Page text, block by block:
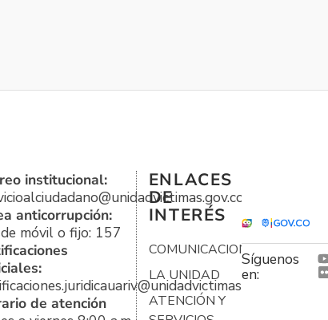
institucional:
anticorrupción:
móvil o fijo: 157
de atención
ENLACES
DE
INTERÉS
COMUNICACIONES
LA UNIDAD
ATENCIÓN Y
Síguenos
en: